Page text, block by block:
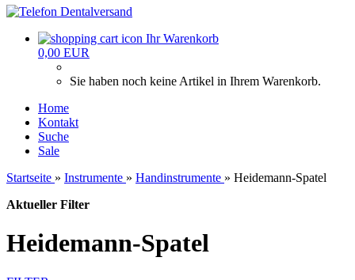
Ihr Warenkorb
0,00 EUR
Sie haben noch keine Artikel in Ihrem Warenkorb.
Home
Kontakt
Suche
Sale
Startseite » Instrumente » Handinstrumente » Heidemann-Spatel
Aktueller Filter
Heidemann-Spatel